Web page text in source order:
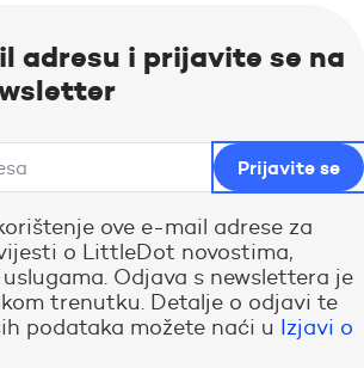
adresu i prijavite se na
ove e-mail adrese za
o LittleDot novostima,
Odjava s newslettera je
trenutku. Detalje o odjavi te
podataka možete naći u Izjavi o